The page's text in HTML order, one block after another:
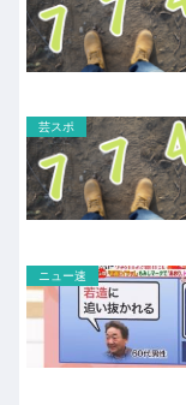
芸スポ
ニュー速